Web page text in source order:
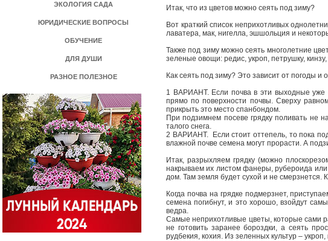
ЭКОЛОГИЯ САДА
ЮРИДИЧЕСКИЕ ВОПРОСЫ
ОБУЧЕНИЕ
ДЛЯ ДУШИ
РАЗНОЕ ПОЛЕЗНОЕ
Итак, что из цветов можно сеять под зиму?
Вот краткий список неприхотливых
лаватера, мак, нигелла, эшшольция и
Также под зиму можно сеять многолетние
зеленые овощи: редис, укроп, петрушку,
Как сеять под зиму? Это зависит от погоды
1 ВАРИАНТ. Если почва в эти выходные уже
прямо по поверхности почвы. Сверху
прикрыть это место спанбондом.
При подзимнем посеве грядку поливать не
талого снега.
2 ВАРИАНТ. Если стоит оттепель, то пока
влажной почве семена могут прорасти. А
Итак, разрыхляем грядку (можно
накрываем их листом фанеры, рубероида
дом. Там земля будет сухой и не смерзнется.
Когда почва на грядке подмерзнет,
семена погибнут, и это хорошо, взойдут
ведра.
Самые неприхотливые цветы, которые сами
не готовить заранее бороздки, а сеять
рудбекия, кохия. Из зеленных культур –